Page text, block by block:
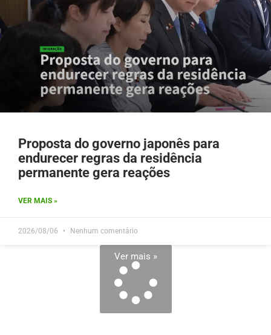
Proposta do governo japonês para
endurecer regras da residência
permanente gera reações
VER MAIS »
2026/08/06 Nenhum comentário
Ver mais »